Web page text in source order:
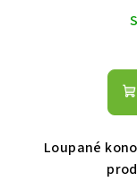
Loupané